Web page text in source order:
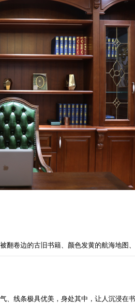
翻卷边的古旧书籍、颜色发黄的航海地
、线条极具优美，身处其中，让人沉浸在